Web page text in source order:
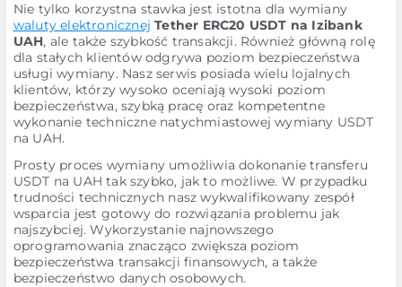
Nie tylko korzystna stawka jest istotna dla wymiany
waluty elektronicznej Tether ERC20 USDT na Izibank
UAH, ale także szybkość transakcji. Również główną rolę
dla stałych klientów odgrywa poziom bezpieczeństwa
usługi wymiany. Nasz serwis posiada wielu lojalnych
klientów, którzy wysoko oceniają wysoki poziom
bezpieczeństwa, szybką pracę oraz kompetentne
wykonanie techniczne natychmiastowej wymiany USDT
na UAH.
Prosty proces wymiany umożliwia dokonanie transferu
USDT na UAH tak szybko, jak to możliwe. W przypadku
trudności technicznych nasz wykwalifikowany zespół
wsparcia jest gotowy do rozwiązania problemu jak
najszybciej. Wykorzystanie najnowszego
oprogramowania znacząco zwiększa poziom
bezpieczeństwa transakcji finansowych, a także
bezpieczeństwo danych osobowych.